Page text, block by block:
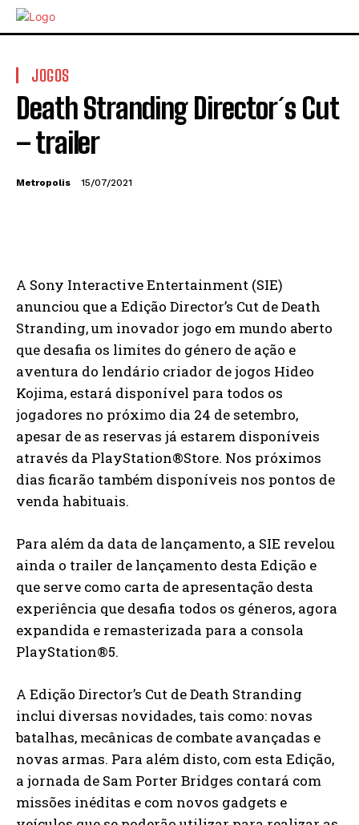
JOGOS
Death Stranding Director´s Cut
– trailer
Metropolis 15/07/2021
A Sony Interactive Entertainment (SIE)
anunciou que a Edição Director’s Cut de Death
Stranding, um inovador jogo em mundo aberto
que desafia os limites do género de ação e
aventura do lendário criador de jogos Hideo
Kojima, estará disponível para todos os
jogadores no próximo dia 24 de setembro,
apesar de as reservas já estarem disponíveis
através da PlayStation®Store. Nos próximos
dias ficarão também disponíveis nos pontos de
venda habituais.
Para além da data de lançamento, a SIE revelou
ainda o trailer de lançamento desta Edição e
que serve como carta de apresentação desta
experiência que desafia todos os géneros, agora
expandida e remasterizada para a consola
PlayStation®5.
A Edição Director’s Cut de Death Stranding
inclui diversas novidades, tais como: novas
batalhas, mecânicas de combate avançadas e
novas armas. Para além disto, com esta Edição,
a jornada de Sam Porter Bridges contará com
missões inéditas e com novos gadgets e